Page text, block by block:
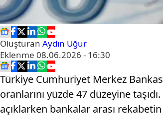
Oluşturan Aydın Uğur
Eklenme 08.06.2026 - 16:30
Türkiye Cumhuriyet Merkez
oranlarını yüzde 47 düzeyine
açıklarken bankalar arası